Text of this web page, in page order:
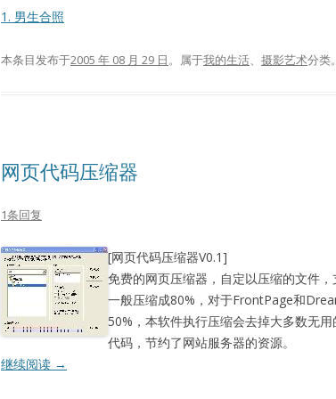
1. 男生合照
本条目发布于2005 年 08 月 29 日。属于我的生活、 摄影艺术分类。
网页代码压缩器
1条回复
[网页代码压缩器V0.1]
免费的网页压缩器，自定以压缩的文件
一般压缩成80%，对于FrontPage和
50%，本软件执行压缩会去掉大多数无
代码，节约了网站服务器的资源。
继续阅读 →